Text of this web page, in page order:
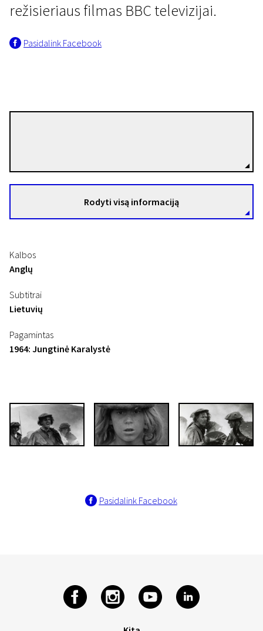
režisieriaus filmas BBC televizijai.
Pasidalink Facebook
Rodyti visą informaciją
Kalbos
Anglų
Subtitrai
Lietuvių
Pagamintas
1964: Jungtinė Karalystė
Pasidalink Facebook